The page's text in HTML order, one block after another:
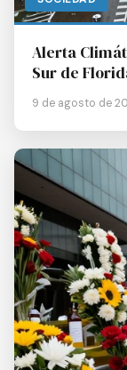
Alerta
Sur de
9 de agosto de